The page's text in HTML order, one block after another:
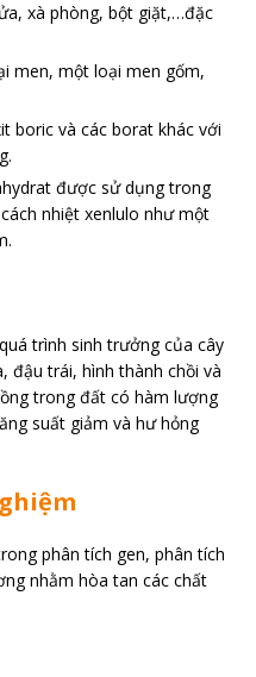
xà phòng, bột giặt,…đặc
men, một loại men gốm,
boric và các borat khác với
được sử dụng trong
nhiệt xenlulo như một
trình sinh trưởng của cây
đậu trái, hình thành chồi và
trong đất có hàm lượng
suất giảm và hư hỏng
phân tích gen, phân tích
nhằm hòa tan các chất